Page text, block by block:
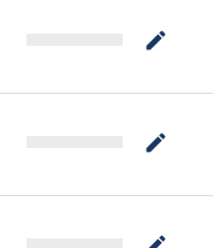
mode_edit
mode_edit